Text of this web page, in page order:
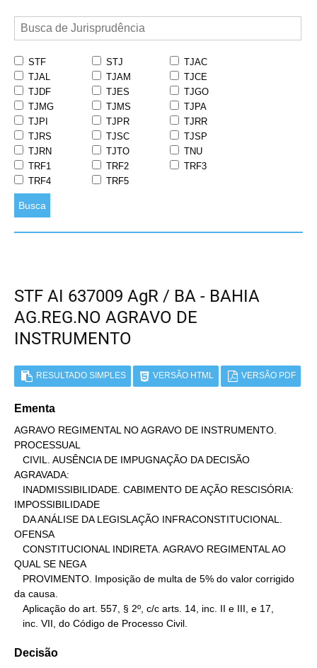
STF STJ
TJAC
TJAL
TJAM
TJCE
TJDF
TJES
TJGO
TJMG
TJMS
TJPA
TJPI
TJPR
TJRR
TJRS
TJSC
TJSP
TJRN
TJTO
TNU
TRF1
TRF2
TRF3
TRF4
TRF5
Busca
STF AI 637009 AgR / BA - BAHIA
AG.REG.NO AGRAVO DE
INSTRUMENTO
RESULTADO SIMPLES VERSÃO HTML VERSÃO PDF
Ementa
AGRAVO REGIMENTAL NO AGRAVO DE INSTRUMENTO.
PROCESSUAL
AGRAVADA:
IMPOSSIBILIDADE
OFENSA
QUAL SE NEGA
da causa.
   inc. VII, do Código de Processo Civil.
Decisão